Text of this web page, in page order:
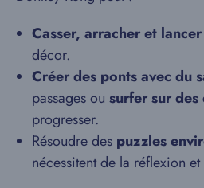
Casser, arracher et lancer
décor.
Créer des ponts avec du
passages ou surfer sur des
progresser.
Résoudre des puzzles
nécessitent de la réflexion